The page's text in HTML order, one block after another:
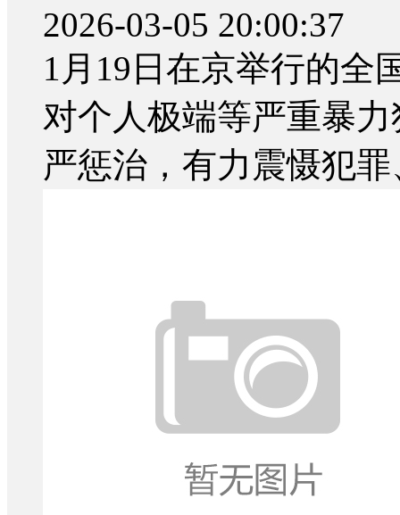
2026-03-05 20:00:37
1月19日在京举行的全
对个人极端等严重暴
严惩治，有力震慑犯罪